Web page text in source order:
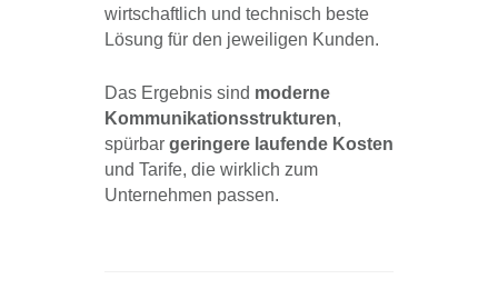
wirtschaftlich und technisch beste
Lösung für den jeweiligen Kunden.
Das Ergebnis sind moderne
Kommunikationsstrukturen,
spürbar geringere laufende Kosten
und Tarife, die wirklich zum
Unternehmen passen.